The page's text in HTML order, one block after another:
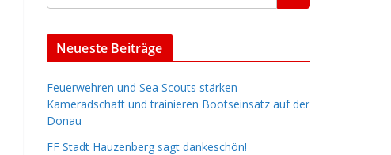
Neueste Beiträge
Feuerwehren und Sea Scouts stärken
Kameradschaft und trainieren Bootseinsatz auf der
Donau
FF Stadt Hauzenberg sagt dankeschön!